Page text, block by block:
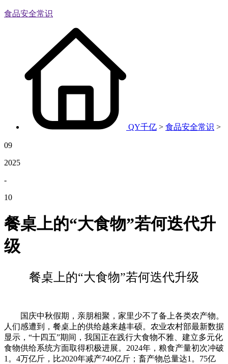
食品安全常识
QY千亿 > 食品安全常识 >
09
2025
-
10
餐桌上的“大食物”若何迭代升
级
餐桌上的“大食物”若何迭代升级
国庆中秋假期，亲朋相聚，家里少不了备上各类农产物。
人们感遭到，餐桌上的供给越来越丰硕。农业农村部最新数据
显示，“十四五”期间，我国正在践行大食物不雅、建立多元化
食物供给系统方面取得积极进展。2024年，粮食产量初次冲破
1。4万亿斤，比2020年减产740亿斤；畜产物总量达1。75亿